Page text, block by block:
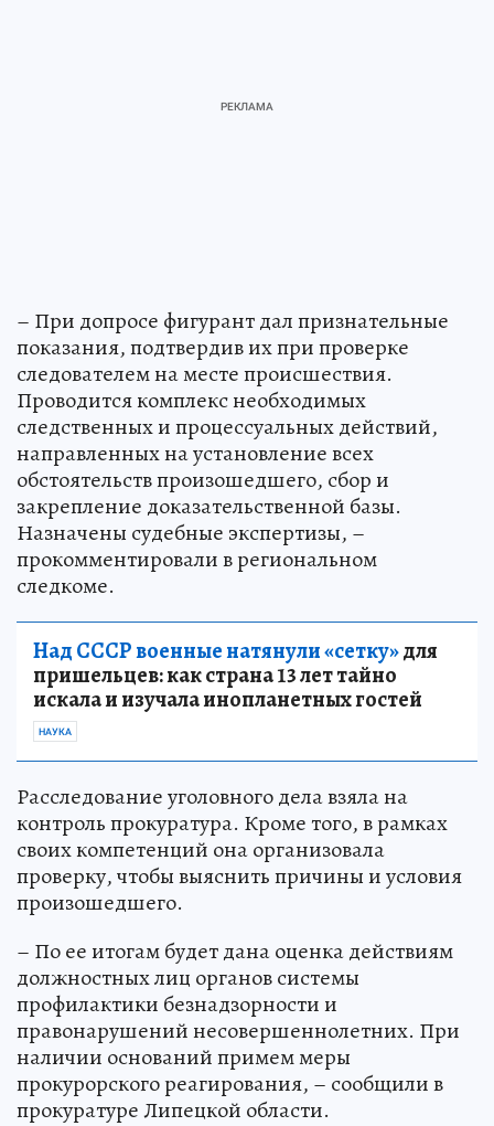
– При допросе фигурант дал признательные
показания, подтвердив их при проверке
следователем на месте происшествия.
Проводится комплекс необходимых
следственных и процессуальных действий,
направленных на установление всех
обстоятельств произошедшего, сбор и
закрепление доказательственной базы.
Назначены судебные экспертизы, –
прокомментировали в региональном
следкоме.
Над СССР военные натянули «сетку»для
пришельцев: как страна 13 лет тайно
искала и изучала инопланетных гостей
НАУКА
Расследование уголовного дела взяла на
контроль прокуратура. Кроме того, в рамках
своих компетенций она организовала
проверку, чтобы выяснить причины и условия
произошедшего.
– По ее итогам будет дана оценка действиям
должностных лиц органов системы
профилактики безнадзорности и
правонарушений несовершеннолетних. При
наличии оснований примем меры
прокурорского реагирования, – сообщили в
прокуратуре Липецкой области.